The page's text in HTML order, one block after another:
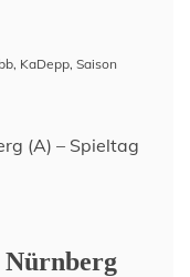
, KaDepp, Saison
Nürnberg